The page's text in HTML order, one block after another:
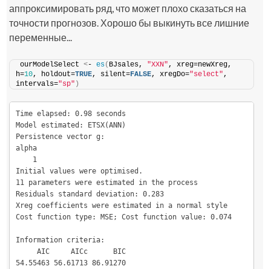
аппроксимировать ряд, что может плохо сказаться на
точности прогнозов. Хорошо бы выкинуть все лишние
переменные...
ourModelSelect <- es( BJsales, "XXN" , xreg=newXreg,
h=10, holdout=TRUE, silent=FALSE, xregDo="select" ,
intervals="sp" )
Time elapsed: 0.98 seconds
Model estimated: ETSX(ANN)
Persistence vector g:
alpha
    1
Initial values were optimised.
11 parameters were estimated in the process
Residuals standard deviation: 0.283
Xreg coefficients were estimated in a normal style
Cost function type: MSE; Cost function value: 0.074
Information criteria:
     AIC     AICc      BIC
54.55463 56.61713 86.91270